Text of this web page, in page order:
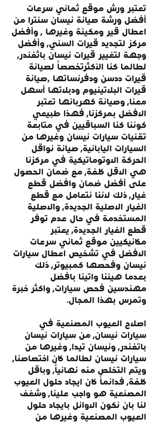
تعتبر ورش موقع ثماني سرعات
أفضل ورشة صيانة نيسان سنترا من
اعطال قير ومكينة وغيرها , وأفضل
مركز لتجديد قيرات السني, وأفضل
وجهة لتغيير قيرات نيسان باثفندر,
لطالما كنا الأكثرتخصصاً لصيانة
قيرات ددسن ودفرنساتها ,صيانة
قيرات البلاتينيوم ودبلاتها أسهل
معنا, وصيانة كهربائها تعتبر
الافضل بمركزنا, فهذا طبيعي
كوننا كنا السباقيين في متابعة
تقنيات سيارات نيسان وغيرها من
السيارات اليابانية, صيانة نواقل
الحركة الاوتوماتيكية في مركزنا
هي الاقل كلفة, مع ضمان الحصول
على أفضل ضمان وافضل قطع
غيار, ذلك لاننا نتعامل مع قطع
الغيار الاصلية الجديدة, والاصلية
المستخدمة في حال عدم توفر
قطع الغيار الجديدة, يعتبر
مكانيكيين موقع ثماني سرعات
الافضل في تشخيص اعطال سيارات
نيسان وفحصها كمبيوتر, ذلك
بعدما هيئنا واتينا بافضل
مهندسين فحص سيارات, واكثر خبرة
وتمرس بهذا المجال.
اصلاح العيوب المصنعية في
سيارات نيسان, من سيارات نيسان
باتفندر, ونيسان تيدا, وغيرها من
سيارات نيسان لطالما كان اختصاصنا,
ويتم التخلص منه نهائياً, وباقل
كلفة, فدائماً كان ايجاد حلول العيوب
المصنعية هو واجب علينا, وشغف
لنا بان نكون الاوائل بايجاد حلول
العيوب المصنعية وغيرها من